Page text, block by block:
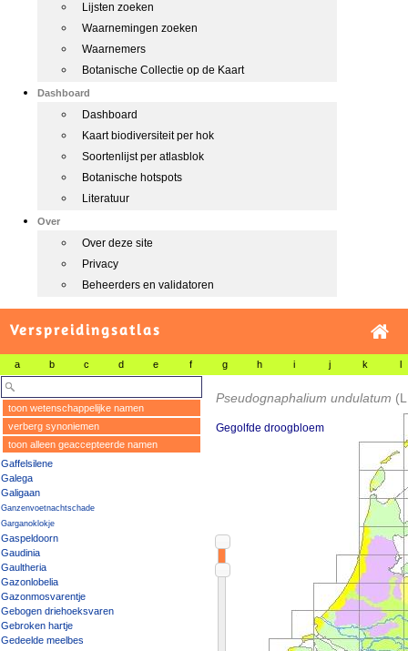
Lijsten zoeken
Waarnemingen zoeken
Waarnemers
Botanische Collectie op de Kaart
Dashboard
Dashboard
Kaart biodiversiteit per hok
Soortenlijst per atlasblok
Botanische hotspots
Literatuur
Over
Over deze site
Privacy
Beheerders en validatoren
Verspreidingsatlas
a b c d e f g h i j k l
toon wetenschappelijke namen
verberg synoniemen
toon alleen geaccepteerde namen
Gaffelsilene
Galega
Galigaan
Ganzenvoetnachtschade
Garganoklokje
Gaspeldoorn
Gaudinia
Gaultheria
Gazonlobelia
Gazonmosvarentje
Gebogen driehoeksvaren
Gebroken hartje
Gedeelde meelbes
Pseudognaphalium undulatum
Gegolfde droogbloem